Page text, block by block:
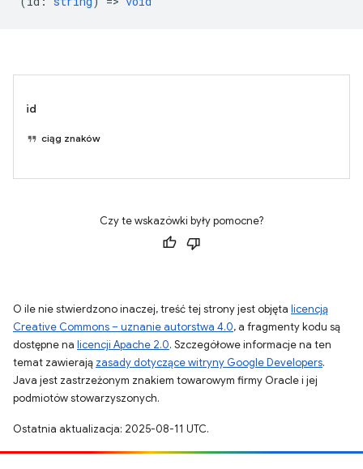
id
ciąg znaków
Czy te wskazówki były pomocne?
O ile nie stwierdzono inaczej, treść tej strony jest objęta licencją
Creative Commons – uznanie autorstwa 4.0, a fragmenty kodu są
dostępne na licencji Apache 2.0. Szczegółowe informacje na ten
temat zawierają zasady dotyczące witryny Google Developers.
Java jest zastrzeżonym znakiem towarowym firmy Oracle i jej
podmiotów stowarzyszonych.
Ostatnia aktualizacja: 2025-08-11 UTC.